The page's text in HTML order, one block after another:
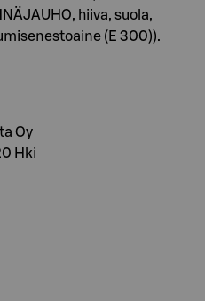
hiiva, suola,
(E 300)).
Oy
Hki